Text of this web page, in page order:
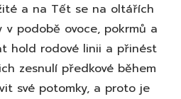
a na Tết se na oltářích
podobě ovoce, pokrmů a
hold rodové linii a přinést
zesnulí předkové během
své potomky, a proto je